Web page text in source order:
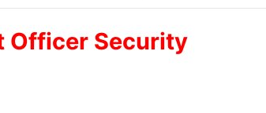
Officer Security